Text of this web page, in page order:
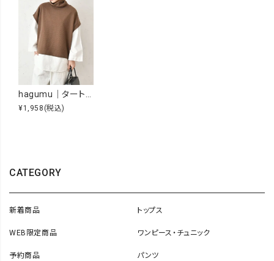
¥1,958 (税込)
CATEGORY
新着商品
WEB限定商品
予約商品
トップス
ワンピース・チュニック
パンツ